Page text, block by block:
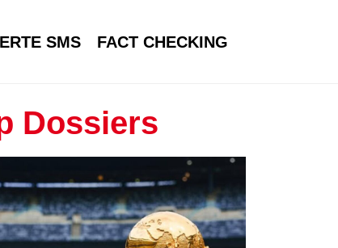
SMS FACT CHECKING
Dossiers